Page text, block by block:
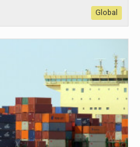
Global